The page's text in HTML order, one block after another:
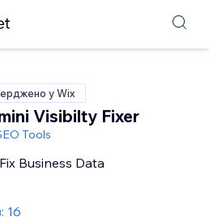
у Wix
Visibilty Fixer
Tools
Business Data
16